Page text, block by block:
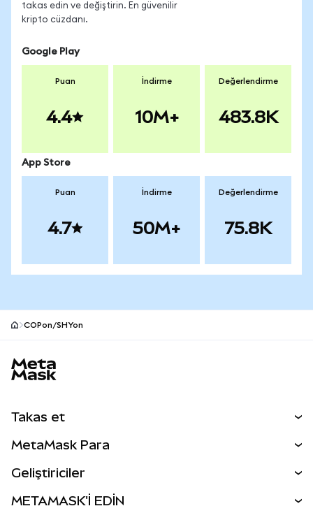
takas edin ve değiştirin. En güvenilir
kripto cüzdanı.
Google Play
Puan
4.4
İndirme
10M+
Değerlendirme
483.8K
App Store
Puan
4.7
İndirme
50M+
Değerlendirme
75.8K
COPon/SHYon
Takas et
Perps
RWA'lar
MetaMask Para
Geliştiriciler
METAMASK'İ EDİN